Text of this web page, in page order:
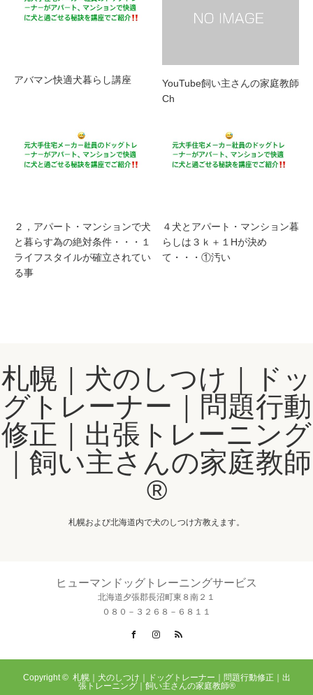
アバマン快適犬暮らし講座
YouTube飼い主さんの家庭教師
Ch
２，アパート・マンションで犬
と暮らす為の絶対条件・・・１
ライフスタイルが確立されてい
る事
４犬とアパート・マンション暮
らしは３ｋ＋１Hが決め
て・・・①汚い
札幌｜犬のしつけ｜ドッ
グトレーナー｜問題行動
修正｜出張トレーニング
｜飼い主さんの家庭教師
®️
札幌および北海道内で犬のしつけ方教えます。
ヒューマンドッグトレーニングサービス
北海道夕張郡長沼町東８南２１
０８０－３２６８－６８１１
FacebookInstagram
Copyright © 札幌｜犬のしつけ｜ドッグトレーナー｜問題行動修正｜出
張トレーニング｜飼い主さんの家庭教師®️